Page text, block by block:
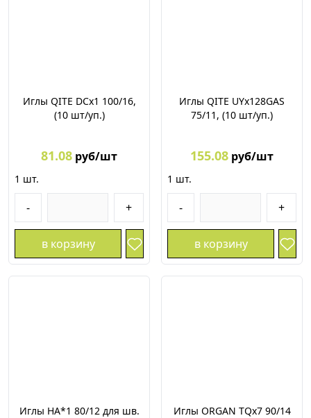
Иглы QITE DCх1 100/16,
(10 шт/уп.)
81.08 руб/шт
1 шт.
- +
в корзину
Иглы QITE UYх128GAS
75/11, (10 шт/уп.)
155.08 руб/шт
1 шт.
- +
в корзину
Иглы HA*1 80/12 для шв.
Иглы ORGAN TQх7 90/14